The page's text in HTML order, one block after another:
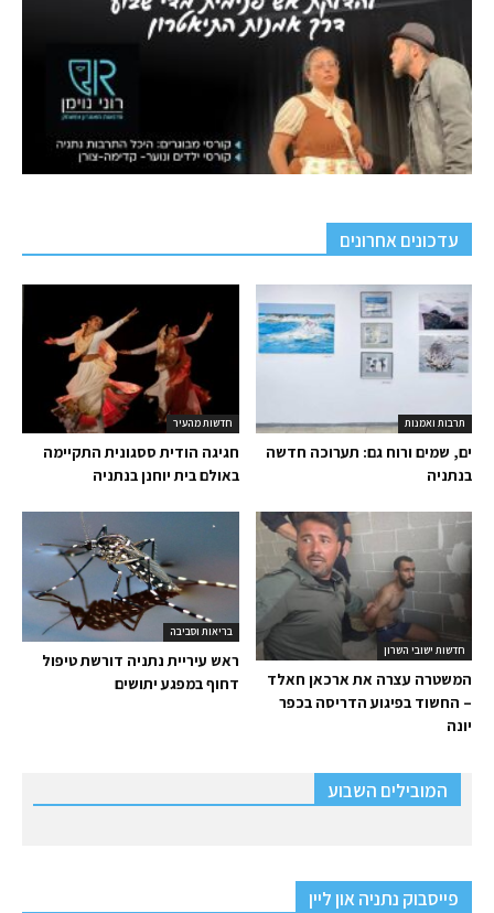
עדכונים אחרונים
חדשות מהעיר
חגיגה הודית ססגונית התקיימה
באולם בית יוחנן בנתניה
תרבות ואמנות
ים, שמים ורוח גם: תערוכה חדשה
בנתניה
בריאות וסביבה
ראש עיריית נתניה דורשת טיפול
דחוף במפגע יתושים
חדשות ישובי השרון
המשטרה עצרה את ארכאן חאלד
– החשוד בפיגוע הדריסה בכפר
יונה
המובילים השבוע
פייסבוק נתניה און ליין